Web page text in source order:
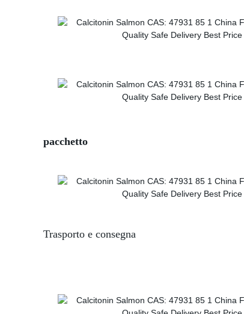
pacchetto
Trasporto e consegna